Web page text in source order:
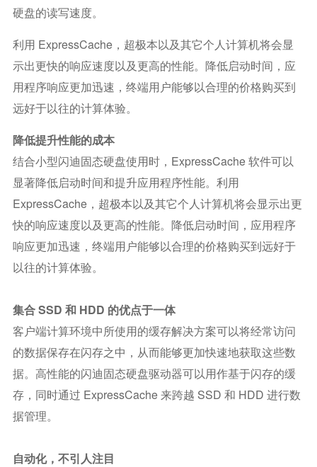
硬盘的读写速度。
利用 ExpressCache，超极本以及其它个人计算机将会显
示出更快的响应速度以及更高的性能。降低启动时间，应
用程序响应更加迅速，终端用户能够以合理的价格购买到
远好于以往的计算体验。
降低提升性能的成本
结合小型闪迪固态硬盘使用时，ExpressCache 软件可以
显著降低启动时间和提升应用程序性能。利用
ExpressCache，超极本以及其它个人计算机将会显示出更
快的响应速度以及更高的性能。降低启动时间，应用程序
响应更加迅速，终端用户能够以合理的价格购买到远好于
以往的计算体验。
集合 SSD 和 HDD 的优点于一体
客户端计算环境中所使用的缓存解决方案可以将经常访问
的数据保存在闪存之中，从而能够更加快速地获取这些数
据。高性能的闪迪固态硬盘驱动器可以用作基于闪存的缓
存，同时通过 ExpressCache 来跨越 SSD 和 HDD 进行数
据管理。
自动化，不引人注目